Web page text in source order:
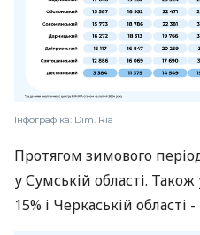
Інфографіка: Dim. Ria
Протягом зимового
у Сумській області.
15% і Черкаській області